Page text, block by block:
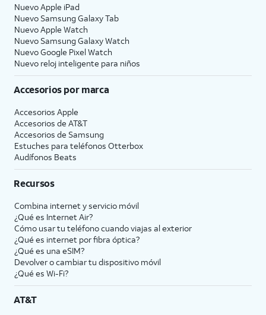
Nuevo Apple iPad
Nuevo Samsung Galaxy Tab
Nuevo Apple Watch
Nuevo Samsung Galaxy Watch
Nuevo Google Pixel Watch
Nuevo reloj inteligente para niños
Accesorios por marca
Accesorios Apple
Accesorios de AT&T
Accesorios de Samsung
Estuches para teléfonos Otterbox
Audífonos Beats
Recursos
Combina internet y servicio móvil
¿Qué es Internet Air?
Cómo usar tu teléfono cuando viajas al exterior
¿Qué es internet por fibra óptica?
¿Qué es una eSIM?
Devolver o cambiar tu dispositivo móvil
¿Qué es Wi-Fi?
AT&T